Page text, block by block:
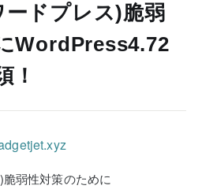
ドプレス)脆弱
WordPress4.72
！
弱性対策のために